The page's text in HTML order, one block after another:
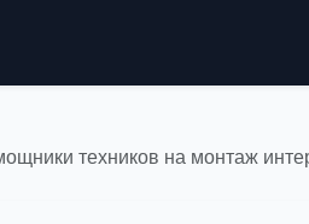
техников на монтаж